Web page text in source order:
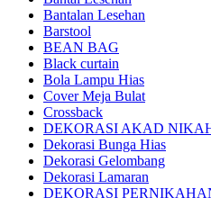
Bantalan Lesehan
Barstool
BEAN BAG
Black curtain
Bola Lampu Hias
Cover Meja Bulat
Crossback
DEKORASI AKAD
Dekorasi Bunga Hias
Dekorasi Gelombang
Dekorasi Lamaran
DEKORASI